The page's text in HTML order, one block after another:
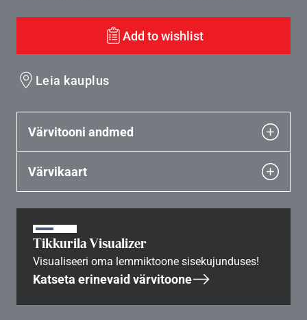
Add to wishlist
Leia kauplus
Värvitooni andmed
Värvikaart
Tikkurila Visualizer
Visualiseeri oma lemmiktoone sisekujunduses!
Katseta erinevaid värvitoone